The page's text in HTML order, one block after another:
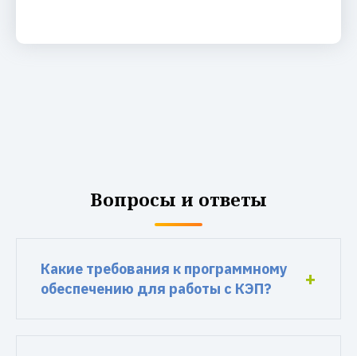
Вопросы и ответы
Какие требования к программному
обеспечению для работы с КЭП?